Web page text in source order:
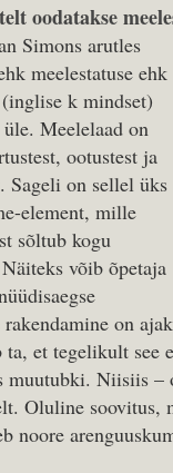
oodatakse
Simons arutles
meelestatuse ehk
k mindset)
Meelelaad on
ootustest ja
Sageli on sellel üks
element, mille
sõltub kogu
võib õpetaja
on
ta, et tegelikult
muutubki. Niisiis –
Oluline soovitus,
noore